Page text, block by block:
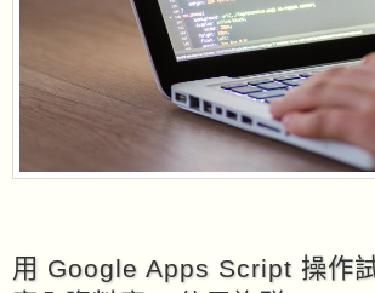
用 Google Apps Script 操作